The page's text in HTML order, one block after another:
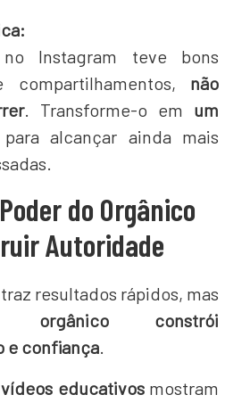
Instagram teve bons
compartilhamentos, não
. Transforme-o em um
para alcançar ainda mais
do Orgânico
Autoridade
resultados rápidos, mas
constrói
e confiança.
educativosmostram